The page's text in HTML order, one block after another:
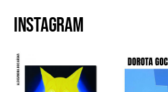
Instagram